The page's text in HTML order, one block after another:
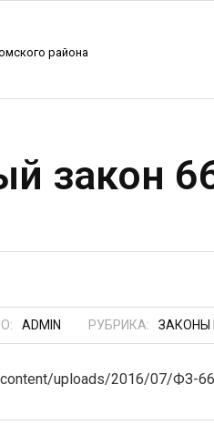
района
закон
ADMIN РУБРИКА: ЗАКОНЫ
uploads/2016/07/ФЗ-